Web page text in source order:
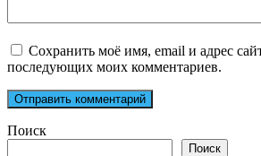
Сохранить моё имя, email и адрес
последующих моих комментариев.
Поиск
Поиск